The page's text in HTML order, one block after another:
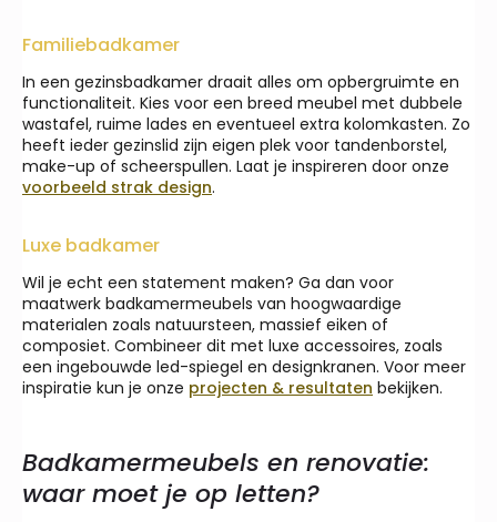
Familiebadkamer
In een gezinsbadkamer draait alles om opbergruimte en
functionaliteit. Kies voor een breed meubel met dubbele
wastafel, ruime lades en eventueel extra kolomkasten. Zo
heeft ieder gezinslid zijn eigen plek voor tandenborstel,
make-up of scheerspullen. Laat je inspireren door onze
voorbeeld strak design.
Luxe badkamer
Wil je echt een statement maken? Ga dan voor
maatwerk badkamermeubels van hoogwaardige
materialen zoals natuursteen, massief eiken of
composiet. Combineer dit met luxe accessoires, zoals
een ingebouwde led-spiegel en designkranen. Voor meer
inspiratie kun je onze projecten & resultaten bekijken.
Badkamermeubels en renovatie:
waar moet je op letten?